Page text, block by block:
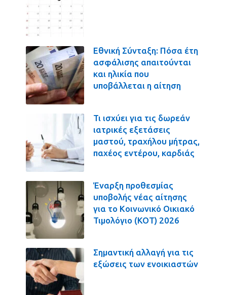
Εθνική Σύνταξη: Πόσα έτη
ασφάλισης απαιτούνται
και ηλικία που
υποβάλλεται η αίτηση
Τι ισχύει για τις δωρεάν
ιατρικές εξετάσεις
μαστού, τραχήλου μήτρας,
παχέος εντέρου, καρδιάς
Έναρξη προθεσμίας
υποβολής νέας αίτησης
για το Κοινωνικό Οικιακό
Τιμολόγιο (ΚΟΤ) 2026
Σημαντική αλλαγή για τις
εξώσεις των ενοικιαστών